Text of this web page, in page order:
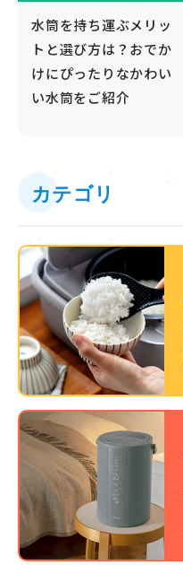
水筒を持ち運ぶメリッ
トと選び方は？おでか
けにぴったりなかわい
い水筒をご紹介
カテゴリ